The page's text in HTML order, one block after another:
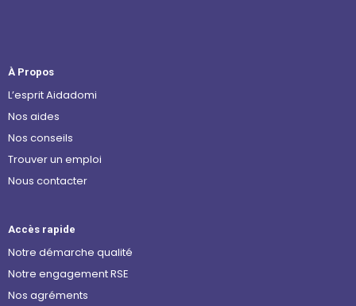
À Propos
L’esprit Aidadomi
Nos aides
Nos conseils
Trouver un emploi
Nous contacter
Accès rapide
Notre démarche qualité
Notre engagement RSE
Nos agréments